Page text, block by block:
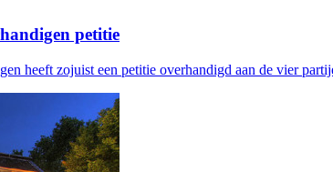
petitie
heeft zojuist een petitie overhandigd aan de vier